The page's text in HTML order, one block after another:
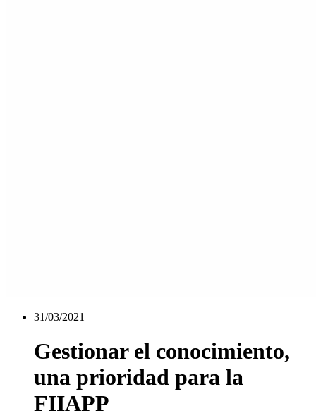
31/03/2021
Gestionar el conocimiento,
una prioridad para la
FIIAPP